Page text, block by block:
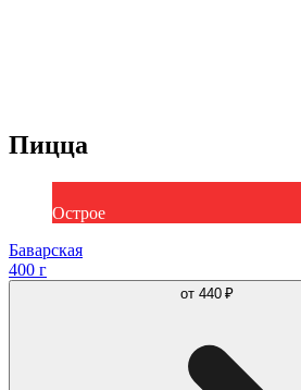
Пицца
Острое
Баварская
400 г
от 440 ₽